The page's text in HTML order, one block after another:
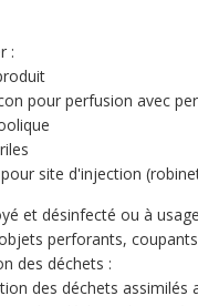
:
pour perfusion avec
site d'injection
et désinfecté ou à
perforants,
des déchets :
des déchets assimilés